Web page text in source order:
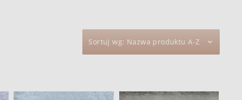
Sortuj wg: Nazwa produktu A-Z